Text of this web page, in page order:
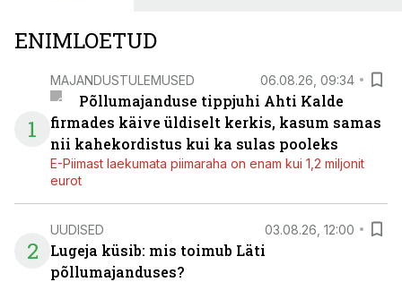
ENIMLOETUD
1
MAJANDUSTULEMUSED 06.08.26, 09:34
Põllumajanduse tippjuhi Ahti Kalde
firmades käive üldiselt kerkis, kasum samas
nii kahekordistus kui ka sulas pooleks
E-Piimast laekumata piimaraha on enam kui 1,2 miljonit
eurot
2
UUDISED 03.08.26, 12:00
Lugeja küsib: mis toimub Läti
põllumajanduses?